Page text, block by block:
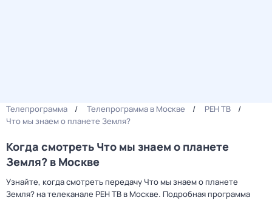
Телепрограмма Телепрограмма в Москве
РЕН ТВ
Что мы знаем о планете Земля?
Когда смотреть Что мы знаем о планете
Земля? в Москве
Узнайте, когда смотреть передачу Что мы знаем о планете
Земля? на телеканале РЕН ТВ в Москве. Подробная программа